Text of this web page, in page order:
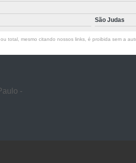
São Judas
total, mesmo citando nossos links, é proibida sem a
-